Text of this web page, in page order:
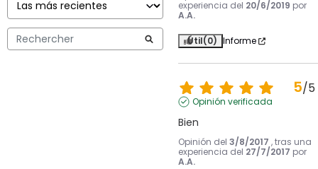
experiencia del 20/6/2019 por
A.A.
Útil(0) Informe
5/5
Opinión verificada
Bien
Opinión del 3/8/2017 , tras una
experiencia del 27/7/2017 por
A.A.